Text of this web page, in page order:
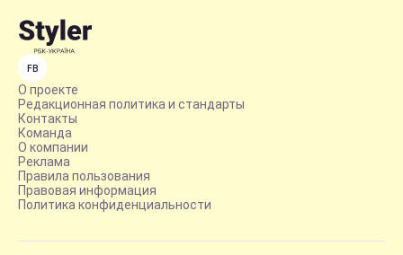
FB
О проекте
Редакционная политика и стандарты
Контакты
Команда
О компании
Реклама
Правила пользования
Правовая информация
Политика конфиденциальности